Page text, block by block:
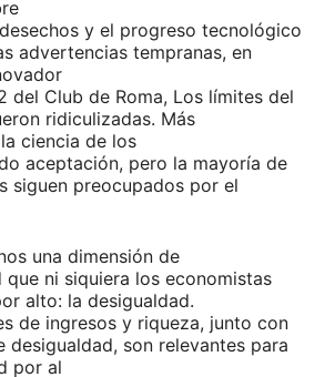
y el progreso tecnológico
advertencias tempranas, en
del Club de Roma, Los límites del
ridiculizadas. Más
ciencia de los
aceptación, pero la mayoría de
siguen preocupados por el
una dimensión de
que ni siquiera los economistas
alto: la desigualdad.
de ingresos y riqueza, junto con
desigualdad, son relevantes para
por al